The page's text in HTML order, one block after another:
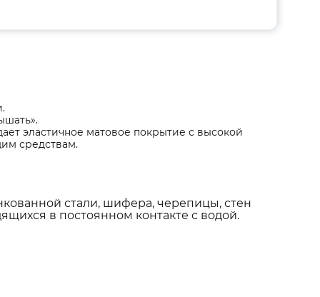
эластичное матовое покрытие с высокой
средствам.
стали, шифера, черепицы, стен
в постоянном контакте с водой.